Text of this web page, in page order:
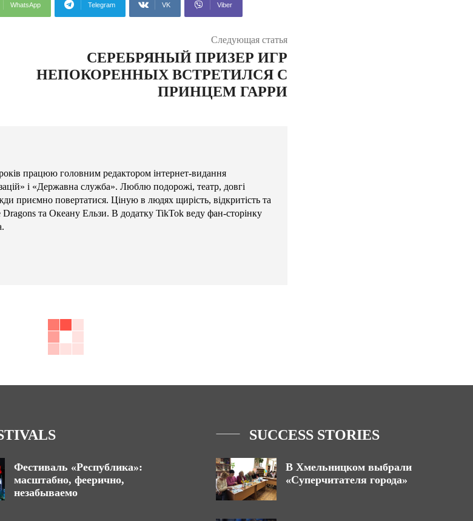
WhatsApp Telegram VK Viber
Следующая статья
СЕРЕБРЯНЫЙ ПРИЗЕР ИГР
НЕПОКОРЕННЫХ ВСТРЕТИЛСЯ С
ПРИНЦЕМ ГАРРИ
працюю головним редактором інтернет-видання
і «Державна служба». Люблю подорожі, театр, довгі
приємно повертатися. Ціную в людях щирість, відкритість та
та Океану Ельзи. В додатку TikTok веду фан-сторінку
Фестиваль «Республика»:
масштабно, феерично,
незабываемо
SUCCESS STORIES
В Хмельницком выбрали
«Суперчитателя города»